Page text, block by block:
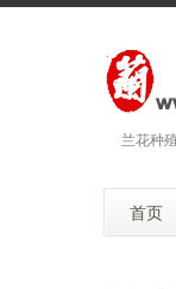
兰花种
首页